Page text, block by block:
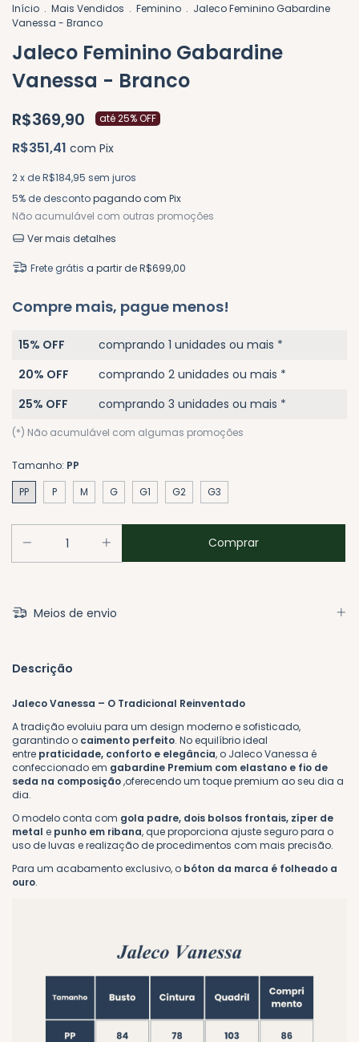
Início . Mais Vendidos . Feminino . Jaleco Feminino Gabardine
Vanessa - Branco
Jaleco Feminino Gabardine
Vanessa - Branco
R$369,90 até 25% OFF
R$351,41 com Pix
2x deR$184,95 sem juros
5% de descontopagando com Pix
Não acumulável com outras promoções
Ver mais detalhes
Frete grátis a partir deR$699,00
Compre mais, pague menos!
15% OFF
comprando 1 unidades ou mais *
20% OFF
comprando 2 unidades ou mais *
25% OFF
comprando 3 unidades ou mais *
(*) Não acumulável com algumas promoções
Tamanho: PP
PP
P M G G1 G2 G3
Meios de envio
Descrição
Jaleco Vanessa – O Tradicional Reinventado
A tradição evoluiu para um design moderno e sofisticado,
garantindo o caimento perfeito. No equilíbrio ideal
entre praticidade, conforto e elegância, o Jaleco Vanessa é
confeccionado em gabardine Premium com elastano e fio de
seda na composição,oferecendo um toque premium ao seu dia a
dia.
O modelo conta com gola padre, dois bolsos frontais, zíper de
metal e punho em ribana, que proporciona ajuste seguro para o
uso de luvas e realização de procedimentos com mais precisão.
Para um acabamento exclusivo, o bóton da marca é folheado a
ouro.